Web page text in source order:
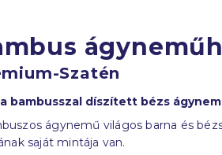
Szatén
bambusszal díszített bézs
ágynemű világos barna és
saját mintája van.